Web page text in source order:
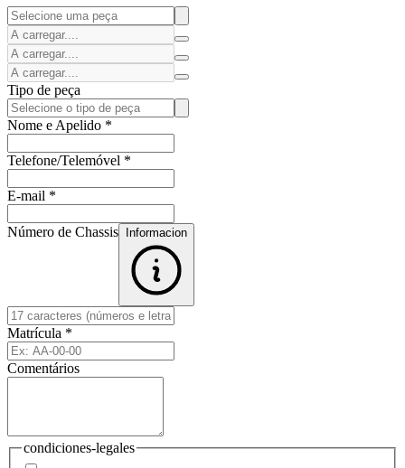
Tipo de peça
Nome e Apelido *
Telefone/Telemóvel *
E-mail *
Número de Chassis Informacion
Matrícula *
Comentários
condiciones-legales